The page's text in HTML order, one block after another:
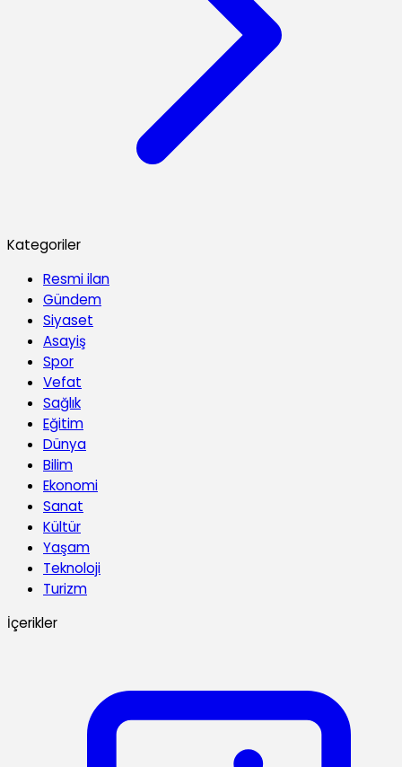
Kategoriler
Resmi ilan
Gündem
Siyaset
Asayiş
Spor
Vefat
Sağlık
Eğitim
Dünya
Bilim
Ekonomi
Sanat
Kültür
Yaşam
Teknoloji
Turizm
İçerikler